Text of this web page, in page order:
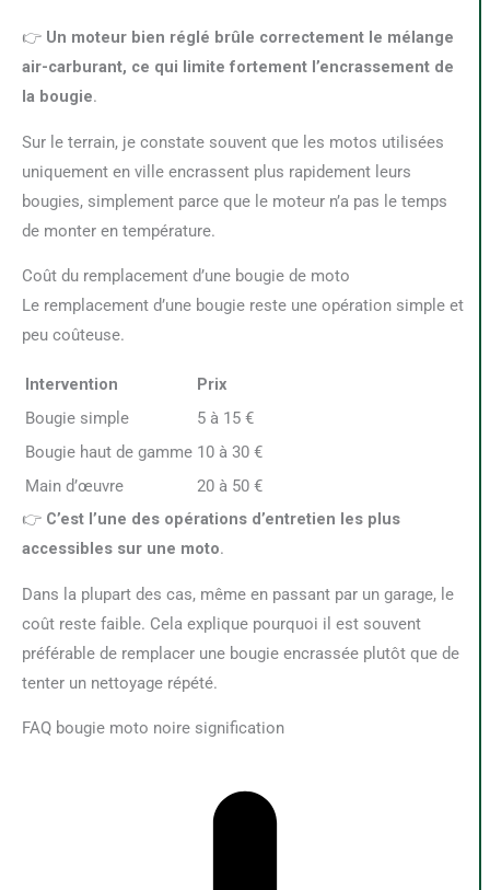
Un moteur bien réglé brûle correctement le mélange
air-carburant, ce qui limite fortement l’encrassement de
la bougie.
Sur le terrain, je constate souvent que les motos utilisées
uniquement en ville encrassent plus rapidement leurs
bougies, simplement parce que le moteur n’a pas le temps
de monter en température.
Coût du remplacement d’une bougie de moto
Le remplacement d’une bougie reste une opération simple et
peu coûteuse.
Intervention
Prix
Bougie simple
5 à 15 €
Bougie haut de gamme 10 à 30 €
Main d’œuvre
20 à 50 €
C’est l’une des opérations d’entretien les plus
accessibles sur une moto.
Dans la plupart des cas, même en passant par un garage, le
coût reste faible. Cela explique pourquoi il est souvent
préférable de remplacer une bougie encrassée plutôt que de
tenter un nettoyage répété.
FAQ bougie moto noire signification